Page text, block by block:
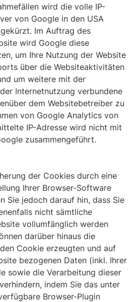
wird die volle IP-
von Google in den USA
Im Auftrag des
wird Google diese
um Ihre Nutzung der Website
über die Websiteaktivitäten
um weitere mit der
Internetnutzung verbundene
dem Websitebetreiber zu
von Google Analytics von
IP-Adresse wird nicht mit
zusammengeführt.
der Cookies durch eine
Ihrer Browser-Software
Sie jedoch darauf hin, dass Sie
nicht sämtliche
vollumfänglich werden
darüber hinaus die
Cookie erzeugten und auf
bezogenen Daten (inkl. Ihrer
sowie die Verarbeitung dieser
indem Sie das unter
Browser-Plugin